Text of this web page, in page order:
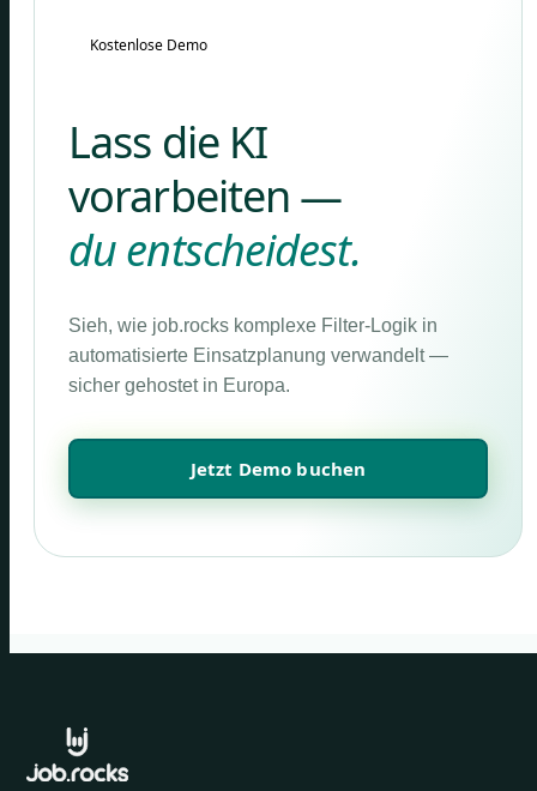
Kostenlose Demo
Lass die KI
vorarbeiten —
du entscheidest.
Sieh, wie job.rocks komplexe Filter-Logik in
automatisierte Einsatzplanung verwandelt —
sicher gehostet in Europa.
Jetzt Demo buchen